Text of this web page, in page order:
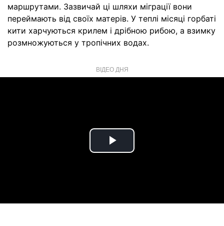
маршрутами. Зазвичай ці шляхи міграції вони
переймають від своїх матерів. У теплі місяці горбаті
кити харчуються крилем і дрібною рибою, а взимку
розмножуються у тропічних водах.
ВІДЕО ДНЯ
Play